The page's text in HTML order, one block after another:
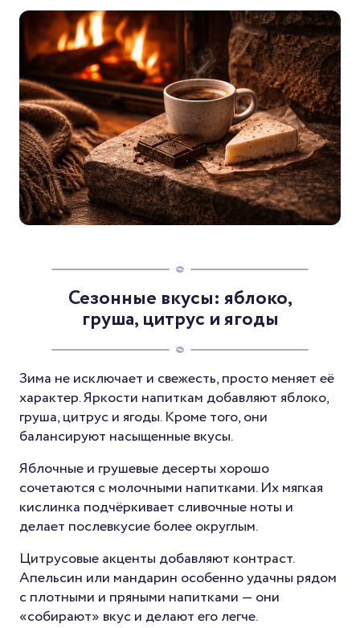
Сезонные вкусы: яблоко,
груша, цитрус и ягоды
Зима не исключает и свежесть, просто меняет её
характер. Яркости напиткам добавляют яблоко,
груша, цитрус и ягоды. Кроме того, они
балансируют насыщенные вкусы.
Яблочные и грушевые десерты хорошо
сочетаются с молочными напитками. Их мягкая
кислинка подчёркивает сливочные ноты и
делает послевкусие более округлым.
Цитрусовые акценты добавляют контраст.
Апельсин или мандарин особенно удачны рядом
с плотными и пряными напитками — они
«собирают» вкус и делают его легче.